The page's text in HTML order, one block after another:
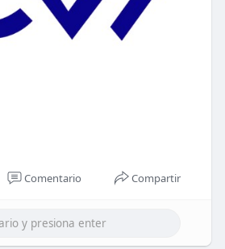
Comentario Compartir